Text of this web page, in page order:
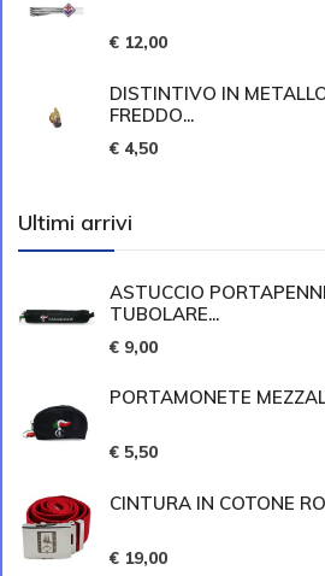
€ 12,00
DISTINTIVO IN
FREDDO...
€ 4,50
Ultimi arrivi
ASTUCCIO
TUBOLARE...
€ 9,00
PORTAMONETE
€ 5,50
CINTURA IN COTONE
€ 19,00